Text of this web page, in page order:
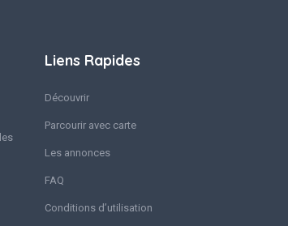
Liens Rapides
Découvrir
Parcourir avec carte
Les annonces
FAQ
Conditions d’utilisation